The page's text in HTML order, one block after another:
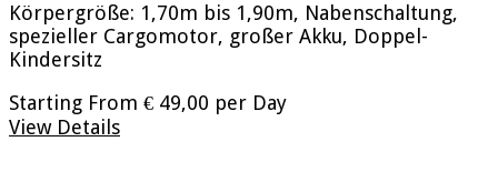
Körpergröße: 1,70m bis 1,90m, Nabenschaltung,
spezieller Cargomotor, großer Akku, Doppel-
Kindersitz
Starting From € 49,00 per Day
View Details